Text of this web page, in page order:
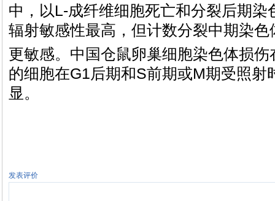
中，以L-成纤维细胞死亡和分裂后期染
辐射敏感性最高，但计数分裂中期染色
更敏感。中国仓鼠卵巢细胞染色体损
的细胞在G1后期和S前期或M期受照射
显。
发表评价